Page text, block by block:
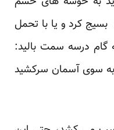
بسیج کرد و یا با تحمل
گام درسه سمت بالید:
به سوی آسمان سرکشید